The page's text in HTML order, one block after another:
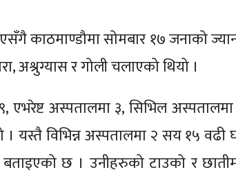
काठमाण्डौमा सोमबार १७ जनाको
अश्रुग्यास र गोली चलाएको थियो ।
एभरेष्ट अस्पतालमा ३, सिभिल अस्पतालमा
यस्तै विभिन्न अस्पतालमा २ सय १५ वढी
छ । उनीहरुको टाउको र